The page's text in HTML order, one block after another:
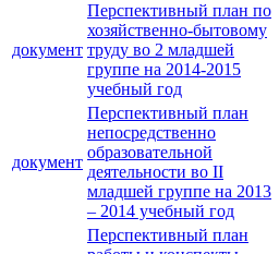
документ
Перспективный план по
хозяйственно-бытовому
труду во 2 младшей
группе на 2014-2015
учебный год
документ
Перспективный план
непосредственно
образовательной
деятельности во II
младшей группе на 2013
– 2014 учебный год
Перспективный план